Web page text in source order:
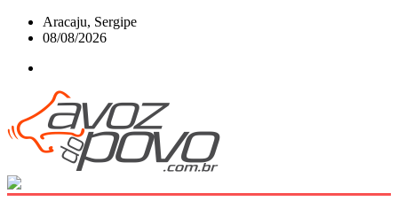
Skip
Aracaju, Sergipe
08/08/2026